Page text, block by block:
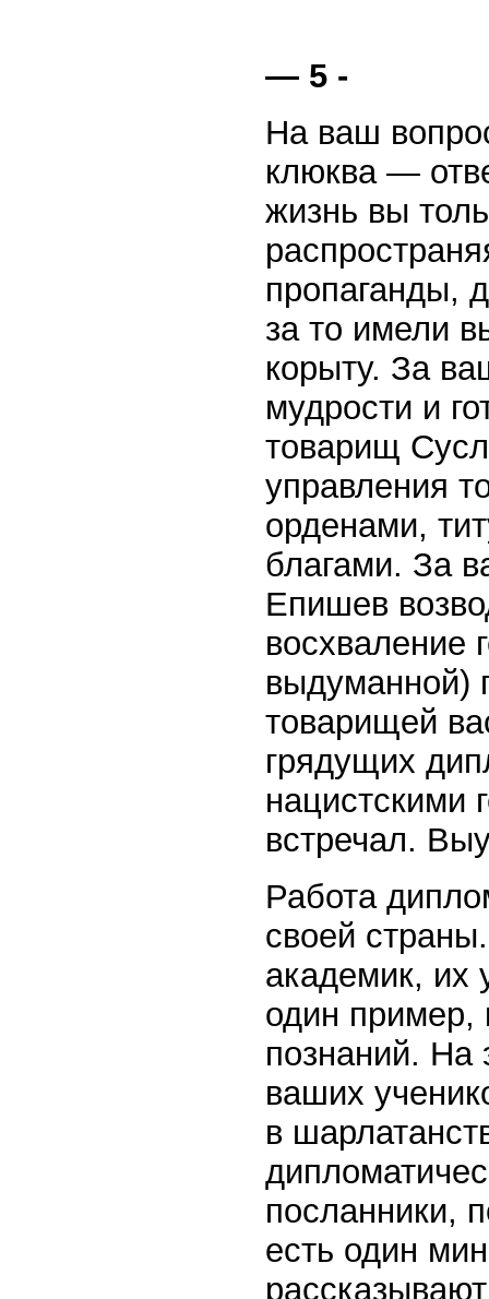
— 5 -
На ваш
клюква —
жизнь вы
пропаганды,
за то имели
корыту. За
мудрости и
товарищ
управления
орденами,
благами. За
Епишев
восхваление
выдуманной)
товарищей
грядущих
нацистскими
встречал.
Работа
своей
академик, их
один пример,
познаний. На
ваших
в
посланники,
есть один